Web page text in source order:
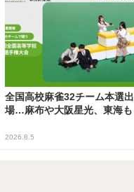
全国高校麻雀32チーム本選出
場…麻布や大阪星光、東海も
2026.8.5